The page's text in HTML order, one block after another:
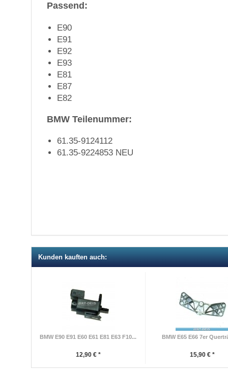
Passend:
E90
E91
E92
E93
E81
E87
E82
BMW Teilenummer:
61.35-9124112
61.35-9224853 NEU
Kunden kauften auch:
BMW E90 E91 E60 E61 E81 E63 F10...
12,90 € *
BMW E65 E66 7er
15,90 € *